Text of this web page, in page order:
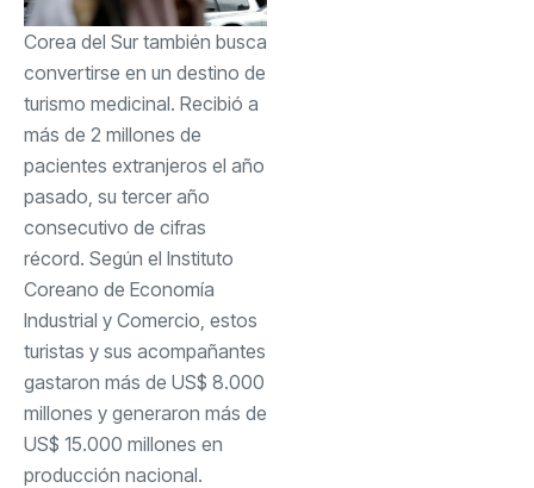
Corea del Sur también busca
convertirse en un destino de
turismo medicinal. Recibió a
más de 2 millones de
pacientes extranjeros el año
pasado, su tercer año
consecutivo de cifras
récord. Según el Instituto
Coreano de Economía
Industrial y Comercio, estos
turistas y sus acompañantes
gastaron más de US$ 8.000
millones y generaron más de
US$ 15.000 millones en
producción nacional.